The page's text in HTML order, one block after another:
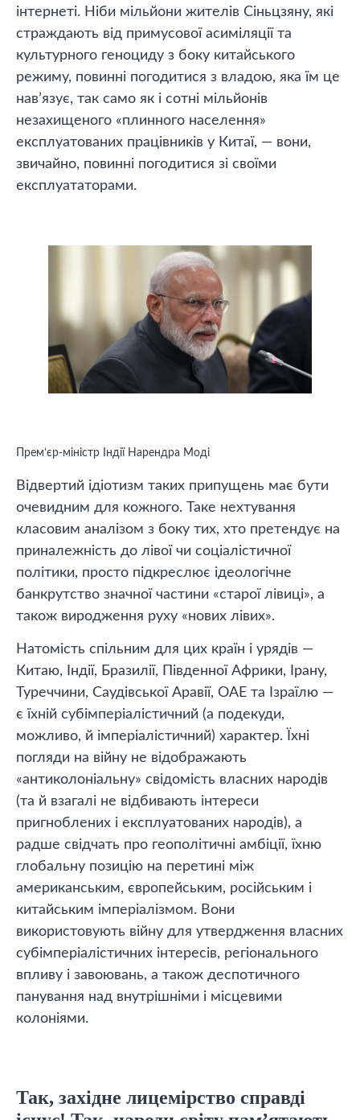
інтернеті. Ніби мільйони жителів Сіньцзяну, які
страждають від примусової асиміляції та
культурного геноциду з боку китайського
режиму, повинні погодитися з владою, яка їм це
нав’язує, так само як і сотні мільйонів
незахищеного «плинного населення»
експлуатованих працівників у Китаї, — вони,
звичайно, повинні погодитися зі своїми
експлуататорами.
Прем’єр-міністр Індії Нарендра Моді
Відвертий ідіотизм таких припущень має бути
очевидним для кожного. Таке нехтування
класовим аналізом з боку тих, хто претендує на
приналежність до лівої чи соціалістичної
політики, просто підкреслює ідеологічне
банкрутство значної частини «старої лівиці», а
також виродження руху «нових лівих».
Натомість спільним для цих країн і урядів —
Китаю, Індії, Бразилії, Південної Африки, Ірану,
Туреччини, Саудівської Аравії, ОАЕ та Ізраїлю —
є їхній субімперіалістичний (а подекуди,
можливо, й імперіалістичний) характер. Їхні
погляди на війну не відображають
«антиколоніальну» свідомість власних народів
(та й взагалі не відбивають інтереси
пригноблених і експлуатованих народів), а
радше свідчать про геополітичні амбіції, їхню
глобальну позицію на перетині між
американським, європейським, російським і
китайським імперіалізмом. Вони
використовують війну для утвердження власних
субімперіалістичних інтересів, регіонального
впливу і завоювань, а також деспотичного
панування над внутрішніми і місцевими
колоніями.
Так, західне лицемірство справді